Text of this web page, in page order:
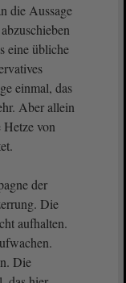
die Aussage
eine übliche
einmal, das
Aber allein
Hetze von
der
Die
aufhalten.
Die